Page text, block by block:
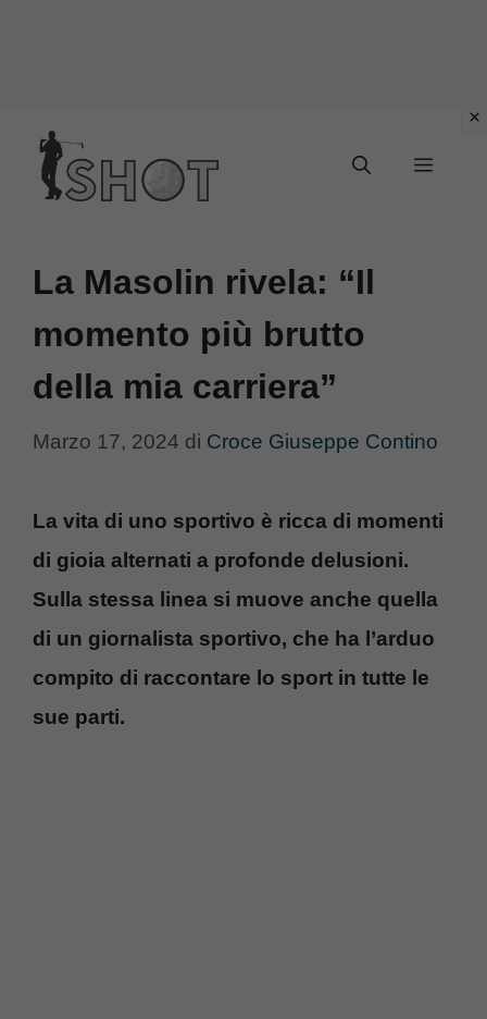
contenuto
Menu
La Masolin rivela: “Il
momento più brutto
della mia carriera”
Marzo 17, 2024 di Croce Giuseppe Contino
La vita di uno sportivo è ricca di momenti
di gioia alternati a profonde delusioni.
Sulla stessa linea si muove anche quella
di un giornalista sportivo, che ha l’arduo
compito di raccontare lo sport in tutte le
sue parti.